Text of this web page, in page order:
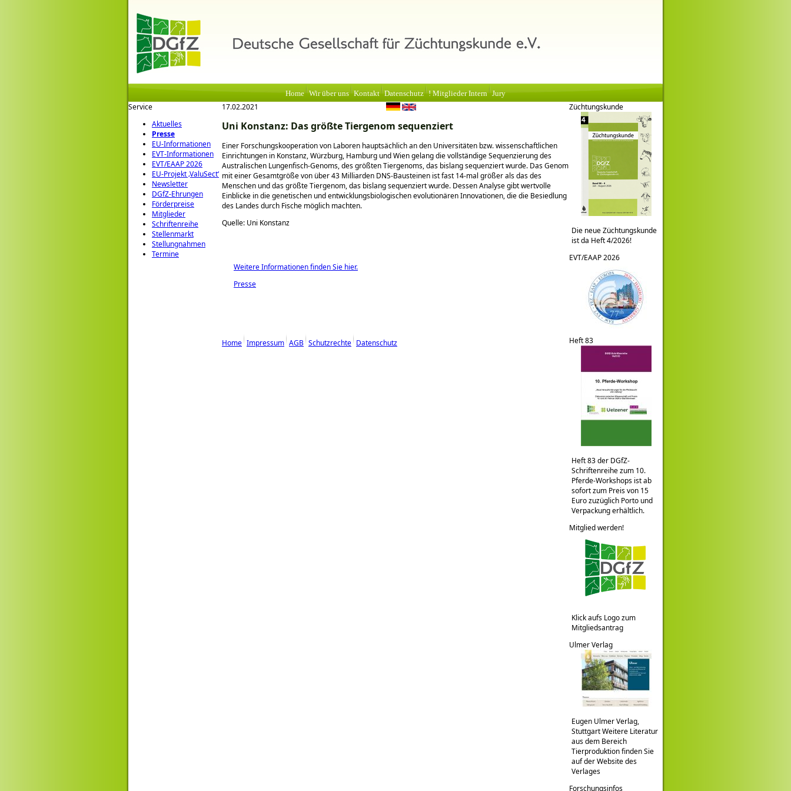
Home Wir über uns Kontakt Datenschutz ! Mitglieder Intern Jury
Service
Aktuelles
Presse
EU-Informationen
EVT-Informationen
EVT/EAAP 2026
EU-Projekt ‚ValuSect‘
Newsletter
DGfZ-Ehrungen
Förderpreise
Mitglieder
Schriftenreihe
Stellenmarkt
Stellungnahmen
Termine
17.02.2021
Uni Konstanz: Das größte Tiergenom sequenziert
Einer Forschungskooperation von Laboren hauptsächlich an den Universitäten bzw. wissenschaftlichen
Einrichtungen in Konstanz, Würzburg, Hamburg und Wien gelang die vollständige Sequenzierung des
Australischen Lungenfisch-Genoms, des größten Tiergenoms, das bislang sequenziert wurde. Das Genom
mit einer Gesamtgröße von über 43 Milliarden DNS-Bausteinen ist fast 14-mal größer als das des
Menschen und das größte Tiergenom, das bislang sequenziert wurde. Dessen Analyse gibt wertvolle
Einblicke in die genetischen und entwicklungsbiologischen evolutionären Innovationen, die die Besiedlung
des Landes durch Fische möglich machten.
Quelle: Uni Konstanz
Weitere Informationen finden Sie hier.
Presse
Home Impressum AGB Schutzrechte Datenschutz
Züchtungskunde
Die neue Züchtungskunde
ist da Heft 4/2026!
EVT/EAAP 2026
Heft 83
Heft 83 der DGfZ-
Schriftenreihe zum 10.
Pferde-Workshops ist ab
sofort zum Preis von 15
Euro zuzüglich Porto und
Verpackung erhältlich.
Mitglied werden!
Klick aufs Logo zum
Mitgliedsantrag
Ulmer Verlag
Eugen Ulmer Verlag,
Stuttgart Weitere Literatur
aus dem Bereich
Tierproduktion finden Sie
auf der Website des
Verlages
Forschungsinfos